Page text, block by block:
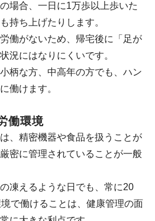
場合、一日に1万歩以上歩いた
持ち上げたりします。
働がないため、帰宅後に「足が
況にはなりにくいです。
柄な方、中高年の方でも、ハン
働けます。
働環境
、精密機器や食品を扱うことが
密に管理されていることが一般
凍えるような日でも、常に20
で働けることは、健康管理の面